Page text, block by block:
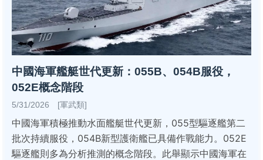
中國海軍艦艇世代更新：055B、054B服役，
052E概念階段
5/31/2026 [軍武類]
中國海軍積極推動水面艦艇世代更新，055型驅逐艦第二
批次持續服役，054B新型護衛艦已具備作戰能力。052E
驅逐艦則多為分析推測的概念階段。此舉顯示中國海軍在